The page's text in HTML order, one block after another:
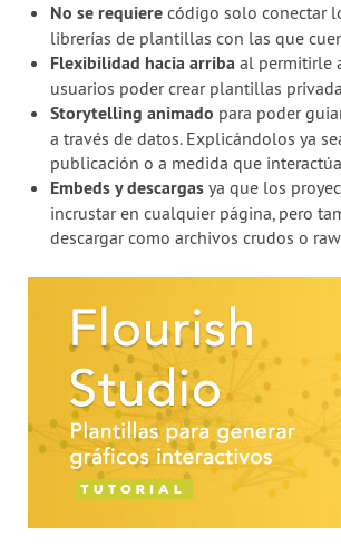
Cursos
Explorando datos: la misión
Únete a la comunidad
2a temporada de webinars
Skillshares de Escuela
Guía Quartz: Limpieza de datos
Experiencias
School of Data
No se requiere código solo conectar
librerías de plantillas con las que
Flexibilidad hacia arriba al permitirle
usuarios poder crear plantillas
Storytelling animado para poder
a través de datos. Explicándolos ya
publicación o a medida que
Embeds y descargas ya que los
incrustar en cualquier página, pero
descargar como archivos crudos o